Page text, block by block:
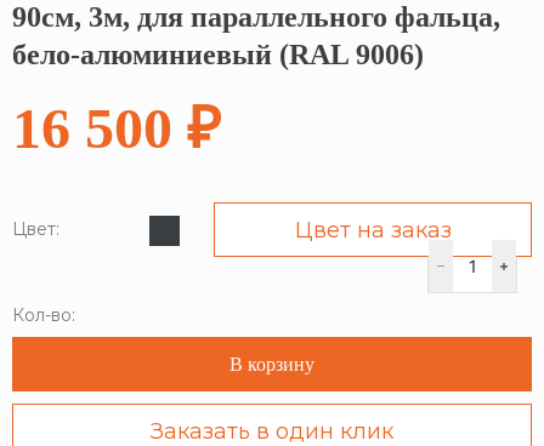
90см, 3м, для параллельного фальца,
бело-алюминиевый (RAL 9006)
16 500 ₽
Цвет: Цвет на заказ
Кол-во:
В корзину
Заказать в один клик